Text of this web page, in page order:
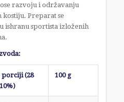
razvoju i održavanju
kostiju. Preparat se
ishranu sportista izloženih
porciji (28
100 g